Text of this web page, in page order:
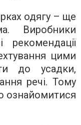
одягу – ще
Виробники
цими
до усадки,
речі. Тому
ознайомитися